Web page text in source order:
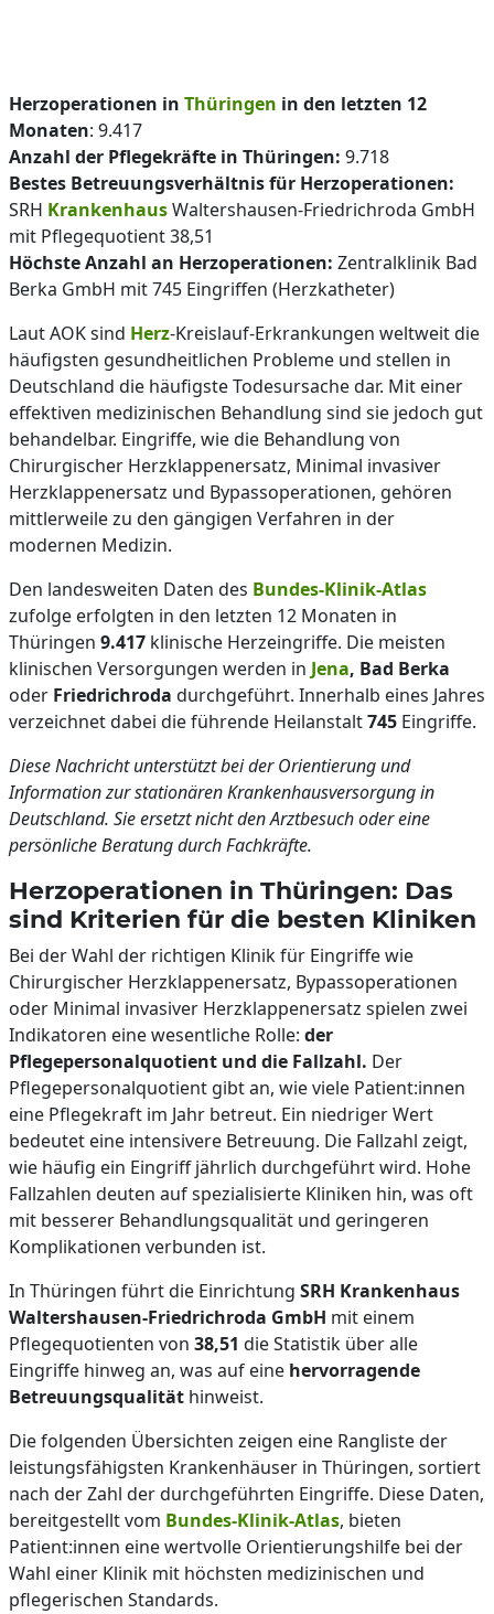
Herzoperationen in Thüringen in den letzten 12
Monaten: 9.417
Anzahl der Pflegekräfte in Thüringen: 9.718
Bestes Betreuungsverhältnis für Herzoperationen:
SRH KrankenhausWaltershausen-Friedrichroda GmbH
mit Pflegequotient 38,51
Höchste Anzahl an Herzoperationen: Zentralklinik Bad
Berka GmbH mit 745 Eingriffen (Herzkatheter)
Laut AOK sind Herz-Kreislauf-Erkrankungen weltweit die
häufigsten gesundheitlichen Probleme und stellen in
Deutschland die häufigste Todesursache dar. Mit einer
effektiven medizinischen Behandlung sind sie jedoch gut
behandelbar. Eingriffe, wie die Behandlung von
Chirurgischer Herzklappenersatz, Minimal invasiver
Herzklappenersatz und Bypassoperationen, gehören
mittlerweile zu den gängigen Verfahren in der
modernen Medizin.
Den landesweiten Daten des Bundes-Klinik-Atlas
zufolge erfolgten in den letzten 12 Monaten in
Thüringen 9.417 klinische Herzeingriffe. Die meisten
klinischen Versorgungen werden in Jena, Bad Berka
oder Friedrichroda durchgeführt. Innerhalb eines Jahres
verzeichnet dabei die führende Heilanstalt745 Eingriffe.
Diese Nachricht unterstützt bei der Orientierung und
Information zur stationären Krankenhaus­versorgung in
Deutschland. Sie ersetzt nicht den Arztbesuch oder eine
persönliche Beratung durch Fachkräfte.
Herzoperationen in Thüringen: Das
sind Kriterien für die besten Kliniken
Bei der Wahl der richtigen Klinik für Eingriffe wie
Chirurgischer Herzklappenersatz, Bypassoperationen
oder Minimal invasiver Herzklappenersatz spielen zwei
Indikatoren eine wesentliche Rolle: der
Pflegepersonalquotient und die Fallzahl. Der
Pflegepersonalquotient gibt an, wie viele Patient:innen
eine Pflegekraft im Jahr betreut. Ein niedriger Wert
bedeutet eine intensivere Betreuung. Die Fallzahl zeigt,
wie häufig ein Eingriff jährlich durchgeführt wird. Hohe
Fallzahlen deuten auf spezialisierte Kliniken hin, was oft
mit besserer Behandlungsqualität und geringeren
Komplikationen verbunden ist.
In Thüringen führt die Einrichtung SRH Krankenhaus
Waltershausen-Friedrichroda GmbH mit einem
Pflegequotienten von 38,51 die Statistik über alle
Eingriffe hinweg an, was auf eine hervorragende
Betreuungsqualität hinweist.
Die folgenden Übersichten zeigen eine Rangliste der
leistungsfähigsten Krankenhäuser in Thüringen, sortiert
nach der Zahl der durchgeführten Eingriffe. Diese Daten,
bereitgestellt vom Bundes-Klinik-Atlas, bieten
Patient:innen eine wertvolle Orientierungshilfe bei der
Wahl einer Klinik mit höchsten medizinischen und
pflegerischen Standards.